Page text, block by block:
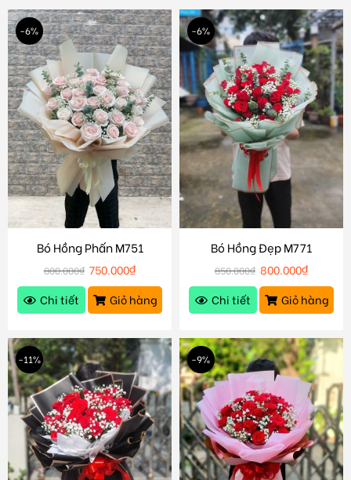
-6%
Bó Hồng Phấn M751
800.000₫ 750.000₫
Chi tiết
Giỏ hàng
-6%
Bó Hồng Đẹp M771
850.000₫ 800.000₫
Chi tiết
Giỏ hàng
-11% -9%